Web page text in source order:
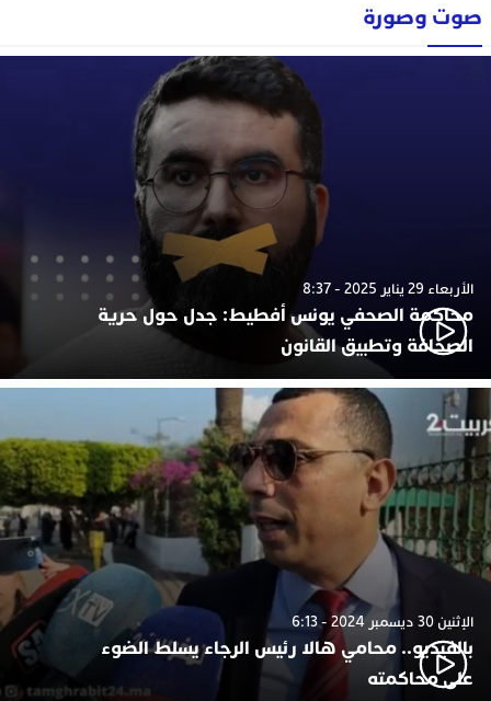
صوت وصورة
الأربعاء 29 يناير 2025 - 8:37
محاكمة الصحفي يونس أفطيط: جدل حول حرية
الصحافة وتطبيق القانون
الإثنين 30 ديسمبر 2024 - 6:13
بالفيديو.. محامي هالا رئيس الرجاء يسلط الضوء
على محاكمته